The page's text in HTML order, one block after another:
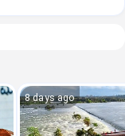
8 days ago